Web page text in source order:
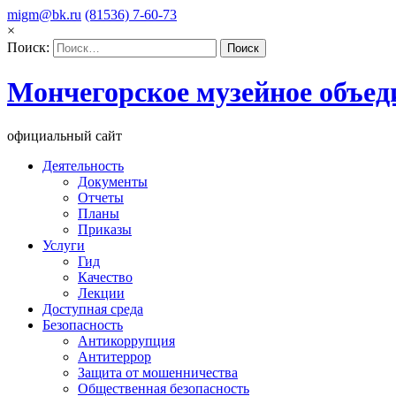
migm@bk.ru (81536) 7-60-73
×
Поиск:
Мончегорское музейное
официальный сайт
Деятельность
Документы
Отчеты
Планы
Приказы
Услуги
Гид
Качество
Лекции
Доступная среда
Безопасность
Антикоррупция
Антитеррор
Защита от мошенничества
Общественная безопасность